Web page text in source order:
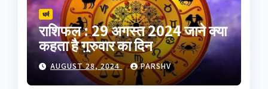
धर्म
राशिफल : 29 अगस्त 2024 जाने क्या
कहता है गुरुवार का दिन
AUGUST 28, 2024 PARSHV